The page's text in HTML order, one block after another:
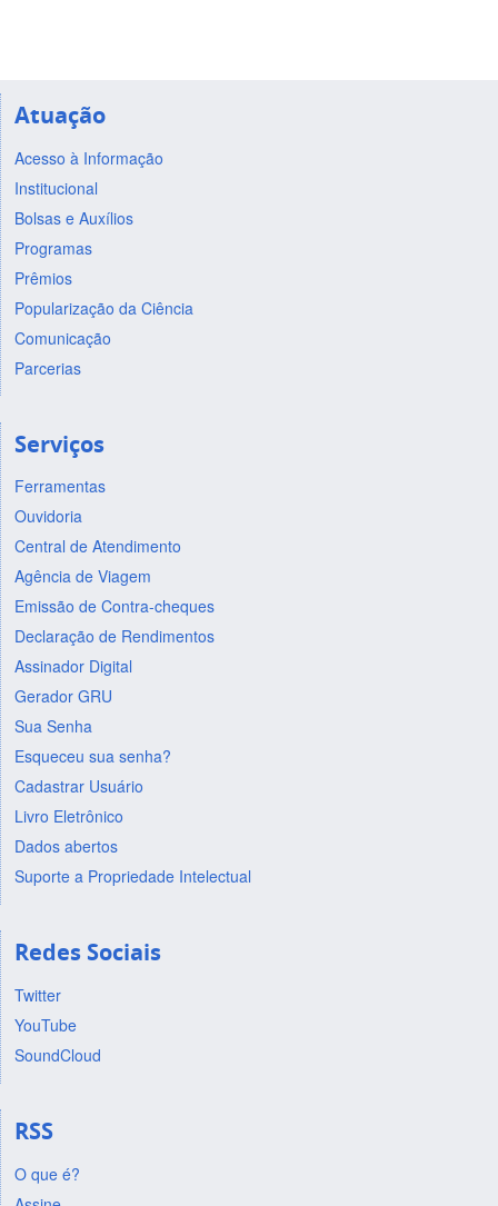
Atuação
Acesso à Informação
Institucional
Bolsas e Auxílios
Programas
Prêmios
Popularização da Ciência
Comunicação
Parcerias
Serviços
Ferramentas
Ouvidoria
Central de Atendimento
Agência de Viagem
Emissão de Contra-cheques
Declaração de Rendimentos
Assinador Digital
Gerador GRU
Sua Senha
Esqueceu sua senha?
Cadastrar Usuário
Livro Eletrônico
Dados abertos
Suporte a Propriedade Intelectual
Redes Sociais
Twitter
YouTube
SoundCloud
RSS
O que é?